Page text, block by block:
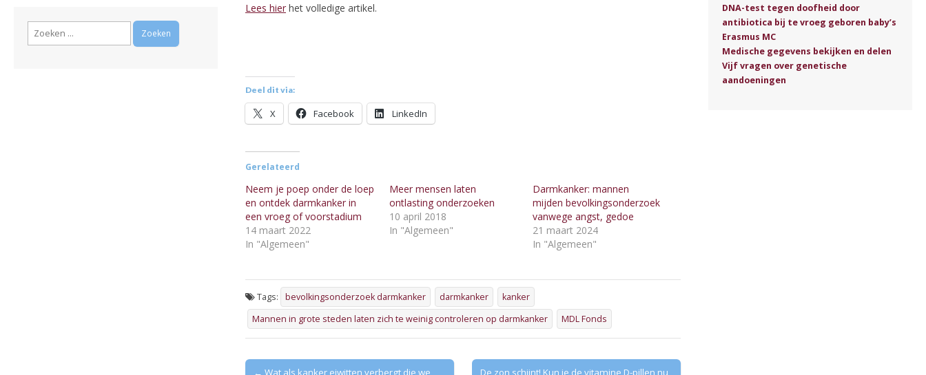
Lees hier het volledige artikel.
Deel dit via:
X Facebook LinkedIn
Gerelateerd
Neem je poep onder de loep
en ontdek darmkanker in
een vroeg of voorstadium
14 maart 2022
In "Algemeen"
Meer mensen laten
ontlasting onderzoeken
10 april 2018
In "Algemeen"
Darmkanker: mannen
mijden bevolkingsonderzoek
vanwege angst, gedoe
21 maart 2024
In "Algemeen"
Tags: bevolkingsonderzoek darmkanker darmkanker
kanker
Mannen in grote steden laten zich te weinig controleren op darmkanker
MDL Fonds
Post
← Wat als kanker eiwitten verbergt die we De zon schijnt! Kun je de vitamine D-pillen nu
Zoeken
DNA-test tegen doofheid door
antibiotica bij te vroeg geboren baby’s
Erasmus MC
Medische gegevens bekijken en delen
Vijf vragen over genetische
aandoeningen